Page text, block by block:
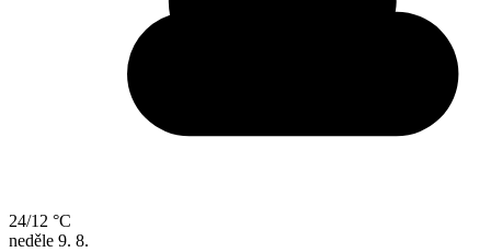
24/12 °C
neděle 9. 8.